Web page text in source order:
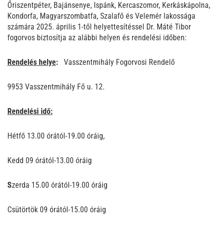
Őriszentpéter, Bajánsenye, Ispánk, Kercaszomor, Kerkáskápolna,
Kondorfa, Magyarszombatfa, Szalafő és Velemér lakossága
számára 2025. április 1-től helyettesítéssel Dr. Máté Tibor
fogorvos biztosítja az alábbi helyen és rendelési időben:
Rendelés helye: Vasszentmihály Fogorvosi Rendelő
9953 Vasszentmihály Fő u. 12.
Rendelési idő:
Hétfő 13.00 órától-19.00 óráig,
Kedd 09 órától-13.00 óráig
Szerda 15.00 órától-19.00 óráig
Csütörtök 09 órától-15.00 óráig